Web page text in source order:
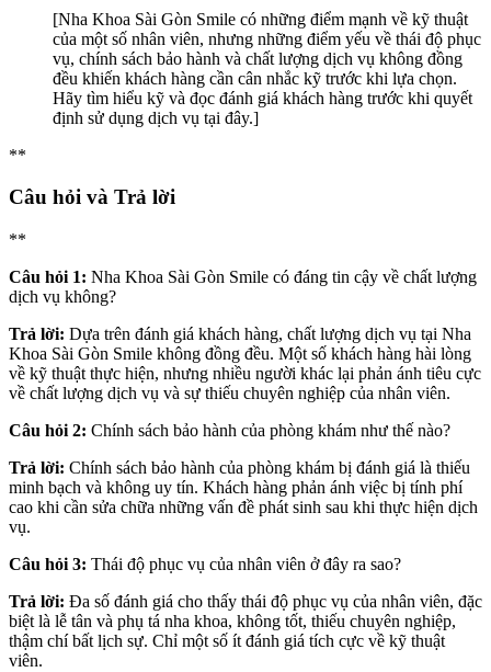
[Nha Khoa Sài Gòn Smile có những điểm mạnh về kỹ thuật
của một số nhân viên, nhưng những điểm yếu về thái độ phục
vụ, chính sách bảo hành và chất lượng dịch vụ không đồng
đều khiến khách hàng cần cân nhắc kỹ trước khi lựa chọn.
Hãy tìm hiểu kỹ và đọc đánh giá khách hàng trước khi quyết
định sử dụng dịch vụ tại đây.]
**
Câu hỏi và Trả lời
**
Câu hỏi 1: Nha Khoa Sài Gòn Smile có đáng tin cậy về chất lượng
dịch vụ không?
Trả lời: Dựa trên đánh giá khách hàng, chất lượng dịch vụ tại Nha
Khoa Sài Gòn Smile không đồng đều. Một số khách hàng hài lòng
về kỹ thuật thực hiện, nhưng nhiều người khác lại phản ánh tiêu cực
về chất lượng dịch vụ và sự thiếu chuyên nghiệp của nhân viên.
Câu hỏi 2: Chính sách bảo hành của phòng khám như thế nào?
Trả lời: Chính sách bảo hành của phòng khám bị đánh giá là thiếu
minh bạch và không uy tín. Khách hàng phản ánh việc bị tính phí
cao khi cần sửa chữa những vấn đề phát sinh sau khi thực hiện dịch
vụ.
Câu hỏi 3: Thái độ phục vụ của nhân viên ở đây ra sao?
Trả lời: Đa số đánh giá cho thấy thái độ phục vụ của nhân viên, đặc
biệt là lễ tân và phụ tá nha khoa, không tốt, thiếu chuyên nghiệp,
thậm chí bất lịch sự. Chỉ một số ít đánh giá tích cực về kỹ thuật
viên.